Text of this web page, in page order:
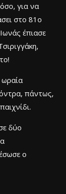
για να
στο 81ο
έπιασε
ωραία
πάντως,
δύο
ο